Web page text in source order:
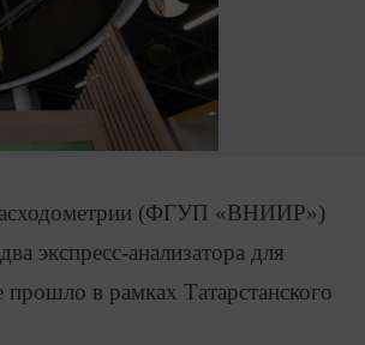
Расходометрии (ФГУП «ВНИИР»)
экспресс-анализатора для
в рамках Татарстанского